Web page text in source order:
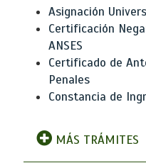
Asignación
Certificación
ANSES
Certificado de
Penales
Constancia de
MÁS TRÁMITES